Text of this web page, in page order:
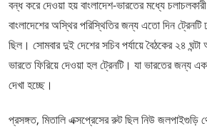
বন্ধ করে দেওয়া হয় বাংলাদেশ-ভারতের মধ্যে
বাংলাদেশের অস্থির পরিস্থিতির জন্য এতো দিন ট্রেনটি
ছিল। সোমবার দুই দেশের সচিব পর্যায়ে বৈঠকের ২৪
ভারতে ফিরিয়ে দেওয়া হল ট্রেনটি। যা ভারতের জন্য
দেখা হচ্ছে।
প্রসঙ্গত, মিতালি এক্সপ্রেসের রুট ছিল নিউ জলপাইগুড়ি